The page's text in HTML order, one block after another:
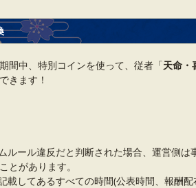
間中、特別コインを使って、従者「天命・
きます！
ルール違反だと判断された場合、運営側は
とがあります。
載してあるすべての時間(公表時間、報酬